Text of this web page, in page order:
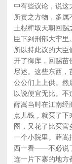
中有些议论，说这
所贡之方物，多属
土棍榨取天朝回赐
臣下到刑部大牢里
所以持此议的大臣
开了御库，回赐苗
尽述。这些东西，
公公们上上供。然
以说便宜无比。
薛嵩当时在江南经
点儿钱，就买了
图，又花了比买官
一个小院里。薛嵩
西一看——不必说
连一片下寨的地方